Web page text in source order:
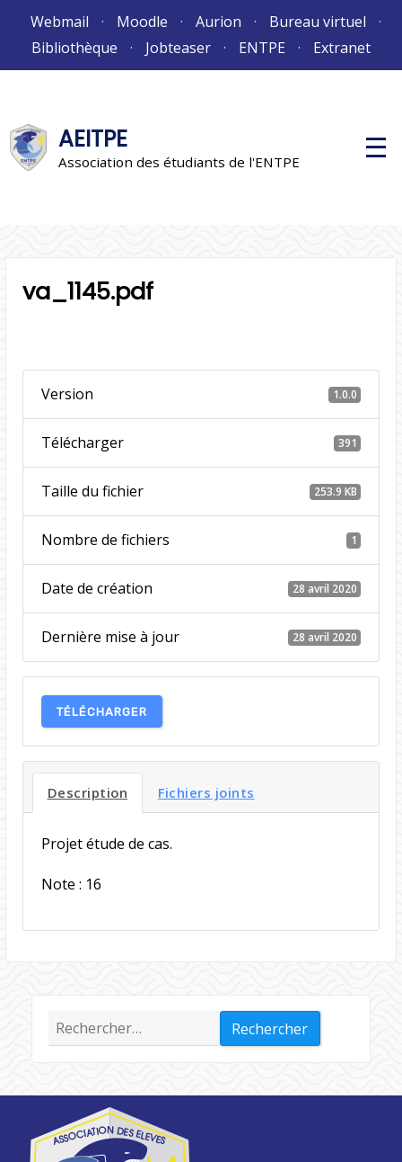
Webmail Moodle Aurion
Bureau virtuel
Bibliothèque
Jobteaser ENTPE Extranet
AEITPE
Association des étudiants de l'ENTPE
M
e
va_1145.pdf
Version 1.0.0
Télécharger 391
Taille du fichier 253.9 KB
Nombre de fichiers 1
Date de création 28 avril 2020
Dernière mise à jour 28 avril 2020
TÉLÉCHARGER
Description Fichiers joints
Projet étude de cas.
Note : 16
Rechercher :